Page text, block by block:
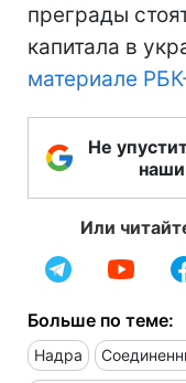
преграды
капитала в
материале
Не
Или
Больше по теме:
Надра